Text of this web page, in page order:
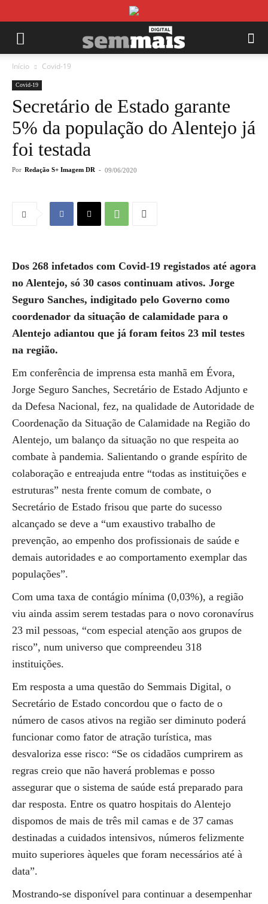
Início Covid-19
Covid-19
Secretário de Estado garante
5% da população do Alentejo já
foi testada
Por Redação S+ Imagem DR - 09/06/2020
Dos 268 infetados com Covid-19 registados até agora
no Alentejo, só 30 casos continuam ativos. Jorge
Seguro Sanches, indigitado pelo Governo como
coordenador da situação de calamidade para o
Alentejo adiantou que já foram feitos 23 mil testes
na região.
Em conferência de imprensa esta manhã em Évora,
Jorge Seguro Sanches, Secretário de Estado Adjunto e
da Defesa Nacional, fez, na qualidade de Autoridade de
Coordenação da Situação de Calamidade na Região do
Alentejo, um balanço da situação no que respeita ao
combate à pandemia. Salientando o grande espírito de
colaboração e entreajuda entre “todas as instituições e
estruturas” nesta frente comum de combate, o
Secretário de Estado frisou que parte do sucesso
alcançado se deve a “um exaustivo trabalho de
prevenção, ao empenho dos profissionais de saúde e
demais autoridades e ao comportamento exemplar das
populações”.
Com uma taxa de contágio mínima (0,03%), a região
viu ainda assim serem testadas para o novo coronavírus
23 mil pessoas, “com especial atenção aos grupos de
risco”, num universo que compreendeu 318
instituições.
Em resposta a uma questão do Semmais Digital, o
Secretário de Estado concordou que o facto de o
número de casos ativos na região ser diminuto poderá
funcionar como fator de atração turística, mas
desvaloriza esse risco: “Se os cidadãos cumprirem as
regras creio que não haverá problemas e posso
assegurar que o sistema de saúde está preparado para
dar resposta. Entre os quatro hospitais do Alentejo
dispomos de mais de três mil camas e de 37 camas
destinadas a cuidados intensivos, números felizmente
muito superiores àqueles que foram necessários até à
data”.
Mostrando-se disponível para continuar a desempenhar